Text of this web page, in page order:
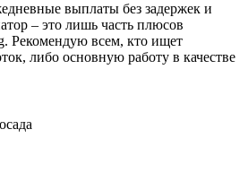
выплаты без задержек и
– это лишь часть плюсов
Рекомендую всем, кто ищет
либо основную работу в качестве